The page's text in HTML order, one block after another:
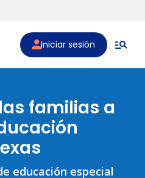
Iniciar sesión
familias a
educación especial